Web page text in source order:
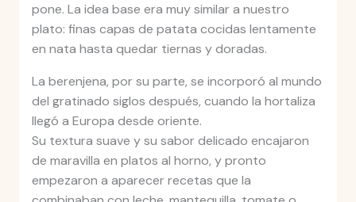
pone. La idea base era muy similar a nuestro
plato: finas capas de patata cocidas lentamente
en nata hasta quedar tiernas y doradas.
La berenjena, por su parte, se incorporó al mundo
del gratinado siglos después, cuando la hortaliza
llegó a Europa desde oriente.
Su textura suave y su sabor delicado encajaron
de maravilla en platos al horno, y pronto
empezaron a aparecer recetas que la